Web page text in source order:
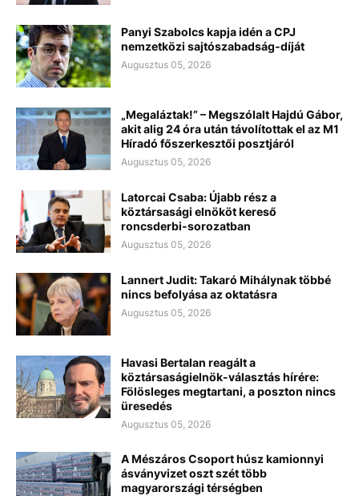
Panyi Szabolcs kapja idén a CPJ
nemzetközi sajtószabadság-díját
Augusztus 05, 2026
„Megaláztak!” – Megszólalt Hajdú Gábor,
akit alig 24 óra után távolítottak el az M1
Híradó főszerkesztői posztjáról
Augusztus 05, 2026
Latorcai Csaba: Újabb rész a
köztársasági elnököt kereső
roncsderbi-sorozatban
Augusztus 05, 2026
Lannert Judit: Takaró Mihálynak többé
nincs befolyása az oktatásra
Augusztus 05, 2026
Havasi Bertalan reagált a
köztársaságielnök-választás hírére:
Fölösleges megtartani, a poszton nincs
üresedés
Augusztus 05, 2026
A Mészáros Csoport húsz kamionnyi
ásványvizet oszt szét több
magyarországi térségben